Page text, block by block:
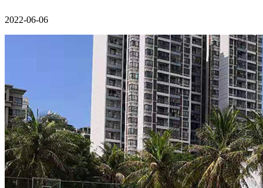
2022-06-06